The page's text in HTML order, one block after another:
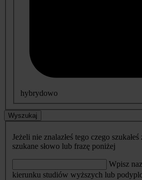
hybrydowo
Wyszukaj
Jeżeli nie znalazłeś tego czego
szukane słowo lub frazę poniżej
Wpisz
kierunku studiów wyższych lub